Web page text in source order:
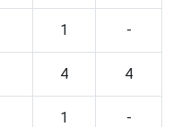
1 -
4 4
1 -